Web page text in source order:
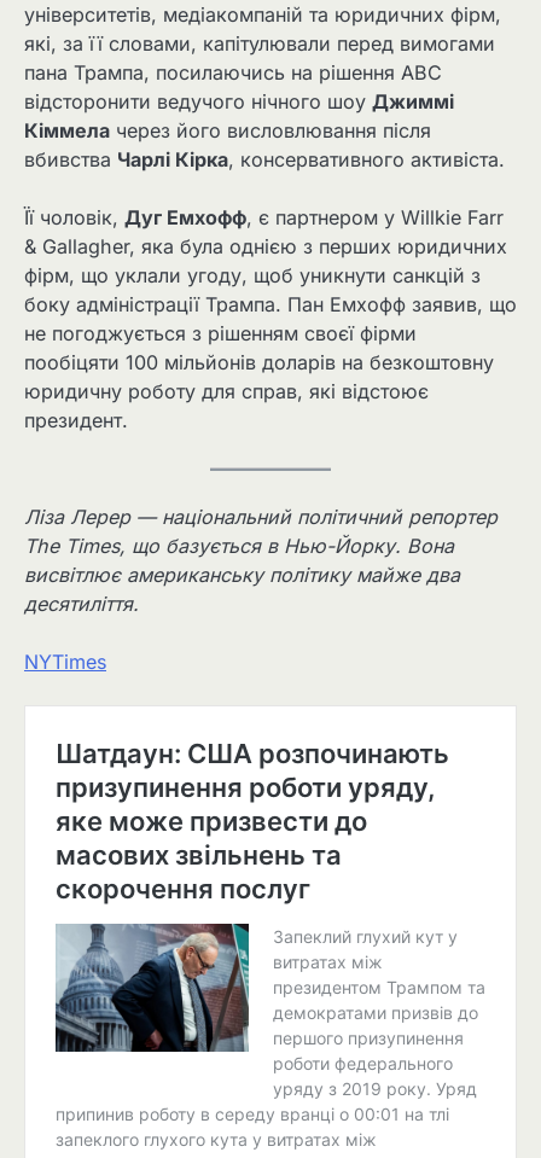
університетів, медіакомпаній та юридичних фірм,
які, за її словами, капітулювали перед вимогами
пана Трампа, посилаючись на рішення ABC
відсторонити ведучого нічного шоу Джиммі
Кіммела через його висловлювання після
вбивства Чарлі Кірка, консервативного активіста.
Її чоловік, Дуг Емхофф, є партнером у Willkie Farr
& Gallagher, яка була однією з перших юридичних
фірм, що уклали угоду, щоб уникнути санкцій з
боку адміністрації Трампа. Пан Емхофф заявив, що
не погоджується з рішенням своєї фірми
пообіцяти 100 мільйонів доларів на безкоштовну
юридичну роботу для справ, які відстоює
президент.
Ліза Лерер — національний політичний репортер
The Times, що базується в Нью-Йорку. Вона
висвітлює американську політику майже два
десятиліття.
NYTimes